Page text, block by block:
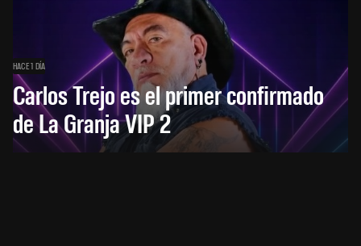
HACE 1 DÍA
Carlos Trejo es el primer confirmado
de La Granja VIP 2